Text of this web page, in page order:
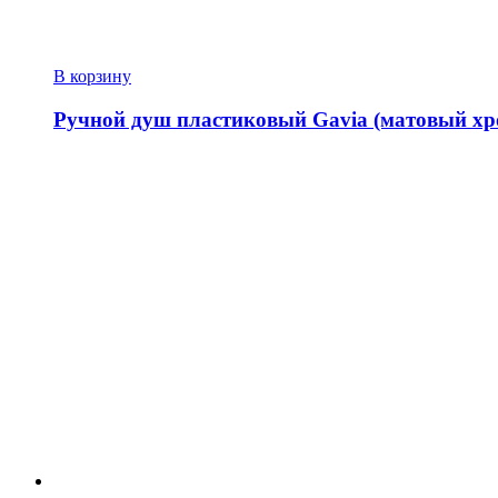
В корзину
Ручной душ пластиковый Gavia (матовый